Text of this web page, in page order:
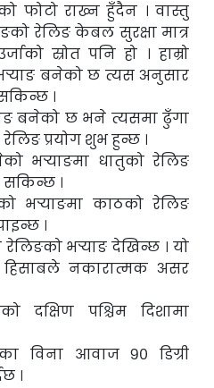
फोटो राख्न हुँदैन । वास्तु
रेलिङ केबल सुरक्षा मात्र
स्रोत पनिहो । हाम्रो
बनेको छ त्यस अनुसार
।
बनेको छ भने त्यसमा ढुँगा
प्रयोग शुभ हुन्छ ।
भर्‍याङमा धातुको रेलिङ
।
भर्‍याङमा काठको रेलिङ
।
भर्‍याङ देखिन्छ । यो
हिसाबले नकारात्मक असर
दक्षिण पश्चिम दिशामा
विना आवाज ९० डिग्री
।